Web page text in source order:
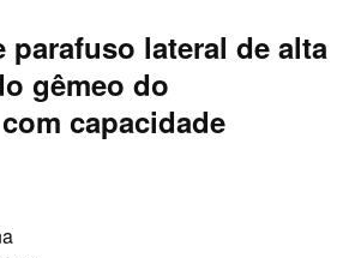
parafuso lateral de alta
gêmeo do
capacidade